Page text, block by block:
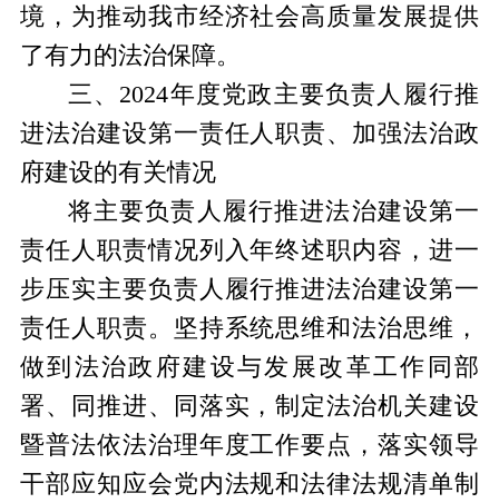
境，为推动我市经济社会高质量发展提供
了有力的法治保障。
三、 2024年度党政主要负责人履行推
进法治建设第一责任人职责、加强法治政
府建设的有关情况
将主要负责人履行推进法治建设第一
责任人职责情况列入年终述职内容，进一
步压实主要负责人履行推进法治建设第一
责任人职责。坚持系统思维和法治思维，
做到法治政府建设与发展改革工作同部
署、同推进、同落实，制定法治机关建设
暨普法依法治理年度工作要点 ，落实领导
干部应知应会党内法规和法律法规清单制